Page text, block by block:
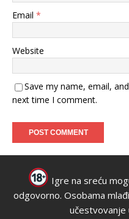
Email *
Website
Save my name, email,
next time I comment.
Igre na sreću
odgovorno. Osobama
učestvovanje